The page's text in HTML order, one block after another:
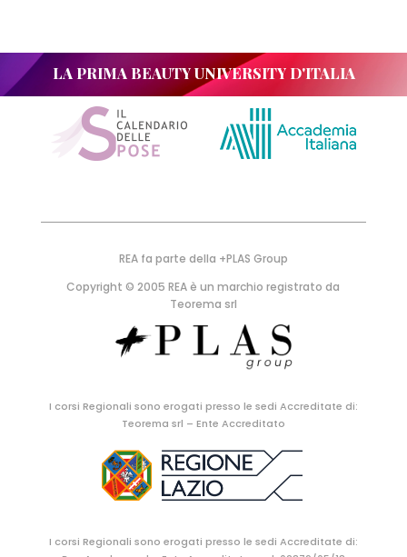
LA PRIMA BEAUTY UNIVERSITY D'ITALIA
REA fa parte della +PLAS Group
Copyright © 2005 REA è un marchio registrato da
Teorema srl
I corsi Regionali sono erogati presso le sedi Accreditate di:
Teorema srl – Ente Accreditato
I corsi Regionali sono erogati presso le sedi Accreditate di: